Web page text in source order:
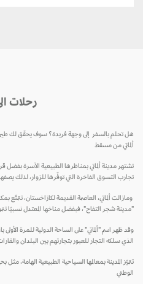
رحلات الى
هل تحلم بالسفر إلى وجهة فريدة؟ سوف يحقّق لك طيران
ألماتي من مسقط
تشتهر مدينة ألماتي بمناظرها الطبيعية الآسرة بفضل
تجارب التسوق الفاخرة التي توفّرها للزوار، لذلك يصفها
ومازالت ألماتي، العاصمة القديمة لكازاخستان، تتمتّع
"مدينة شجر التفاح"، فبفضل مناخها المعتدل نسبيًا تنمو
وقد ظهر اسم "ألماتي" على الساحة الدولية للمرة الأولى
الذي سلكه التجار للعبور بتجارتهم بين البلدان والقارات
تتميّز المدينة بمعالمها السياحية الطبيعية الهامة، مثل
الوطني